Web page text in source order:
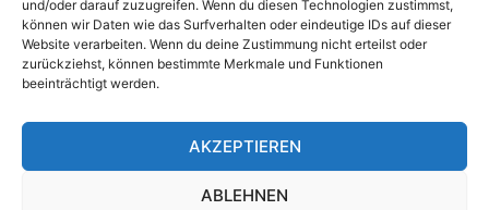
und/oder darauf zuzugreifen. Wenn du diesen Technologien zustimmst,
können wir Daten wie das Surfverhalten oder eindeutige IDs auf dieser
Website verarbeiten. Wenn du deine Zustimmung nicht erteilst oder
zurückziehst, können bestimmte Merkmale und Funktionen
beeinträchtigt werden.
AKZEPTIEREN
ABLEHNEN
Name, E-Mail-Adresse und Website in diesem
Browser für meinen nächsten Kommentar speichern.